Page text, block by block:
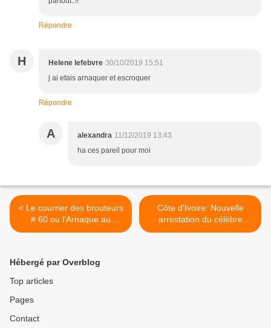
Répondre
H Helene lefebvre 30/10/2019 15:51
j ai etais arnaquer et escroquer
Répondre
A alexandra 11/12/2019 13:43
ha ces pareil pour moi
< Le courrier des brouteurs
# 60 ou l'Arnaque au
remboursement
Côte d'Ivoire: Nouvelle
arrestation du célèbre
brouteur commissaire 5500
Hébergé par Overblog
Top articles
Pages
Contact